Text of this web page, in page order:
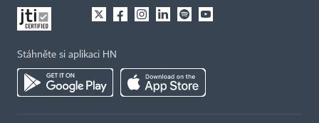
Stáhněte si aplikaci HN